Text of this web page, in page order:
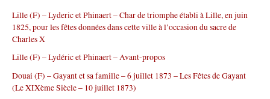
c
h
e
r
:
Lille (F) – Lyderic et Phinaert – Char de triomphe établi à Lille, en juin
1825, pour les fêtes données dans cette ville à l’occasion du sacre de
Charles X
Lille (F) – Lydéric et Phinaert – Avant-propos
Douai (F) – Gayant et sa famille – 6 juillet 1873 – Les Fêtes de Gayant
(Le XIXème Siècle – 10 juillet 1873)